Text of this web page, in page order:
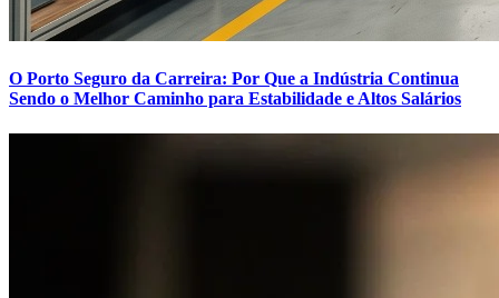
O Porto Seguro da Carreira: Por Que a Indústria Continua
Sendo o Melhor Caminho para Estabilidade e Altos Salários